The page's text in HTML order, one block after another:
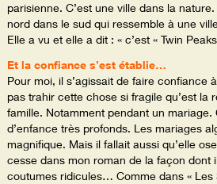
parisienne. C’est une ville dans la
nord dans le sud qui ressemble à une
Elle a vu et elle a dit : « c’est « Twin Peaks
Et la confiance s’est établie…
Pour moi, il s’agissait de faire confiance
pas trahir cette chose si fragile qu’est la
famille. Notamment pendant un mariage.
d’enfance très profonds. Les mariages
magnifique. Mais il fallait aussi qu’elle
cesse dans mon roman de la façon dont
coutumes ridicules… Comme dans « Les